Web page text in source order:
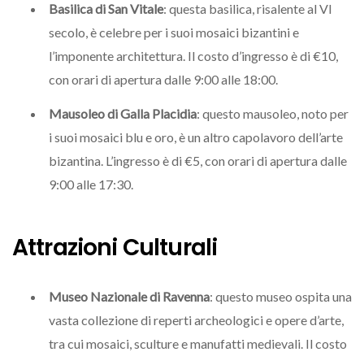
Basilica di San Vitale: questa basilica, risalente al VI
secolo, è celebre per i suoi mosaici bizantini e
l’imponente architettura. Il costo d’ingresso è di €10,
con orari di apertura dalle 9:00 alle 18:00.
Mausoleo di Galla Placidia: questo mausoleo, noto per
i suoi mosaici blu e oro, è un altro capolavoro dell’arte
bizantina. L’ingresso è di €5, con orari di apertura dalle
9:00 alle 17:30.
Attrazioni Culturali
Museo Nazionale di Ravenna: questo museo ospita una
vasta collezione di reperti archeologici e opere d’arte,
tra cui mosaici, sculture e manufatti medievali. Il costo